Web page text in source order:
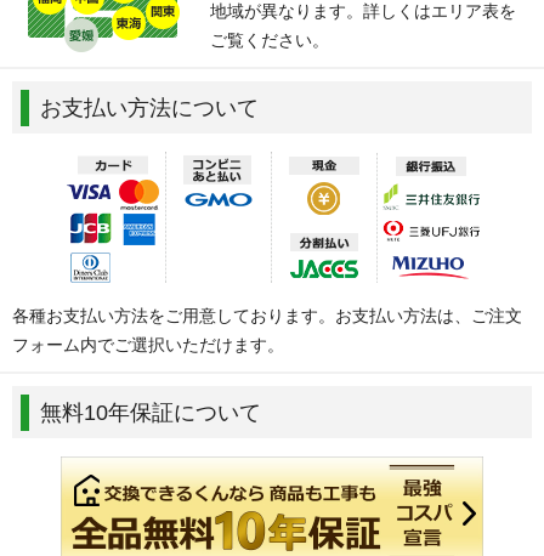
地域が異なります。詳しくはエリア表を
ご覧ください。
お支払い方法について
各種お支払い方法をご用意しております。お支払い方法は、ご注文
フォーム内でご選択いただけます。
無料10年保証について